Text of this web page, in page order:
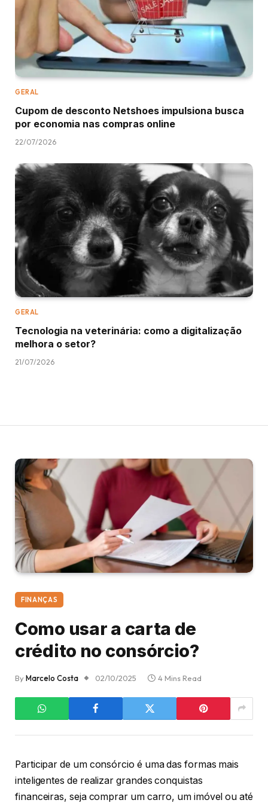
GERAL
Cupom de desconto Netshoes impulsiona busca
por economia nas compras online
22/07/2026
GERAL
Tecnologia na veterinária: como a digitalização
melhora o setor?
21/07/2026
FINANÇAS
Como usar a carta de
crédito no consórcio?
ByMarcelo Costa 02/10/2025 4 Mins Read
Participar de um consórcio é uma das formas mais
inteligentes de realizar grandes conquistas
financeiras, seja comprar um carro, um imóvel ou até